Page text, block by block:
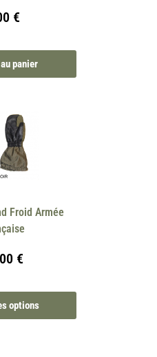
€
panier
Froid Armée
€
options